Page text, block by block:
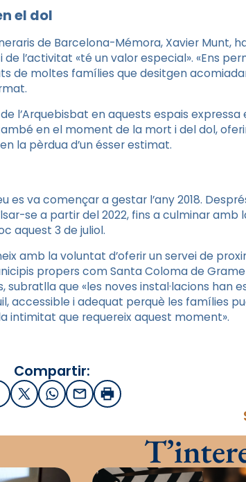
el dol
de Barcelona-Mémora, Xavier Munt,
l’activitat «té un valor especial». «Ens
de moltes famílies que desitgen
l’Arquebisbat en aquests espais
en el moment de la mort i del dol,
la pèrdua d’un ésser estimat.
es va començar a gestar l’any 2018.
se a partir del 2022, fins a culminar amb
aquest 3 de juliol.
amb la voluntat d’oferir un servei de
propers com Santa Coloma de
subratlla que «les noves instal·lacions han
accessible i adequat perquè les famílies
intimitat que requereix aquest moment».
Compartir:
X / Twitter
WhatsApp
EmailImprimir